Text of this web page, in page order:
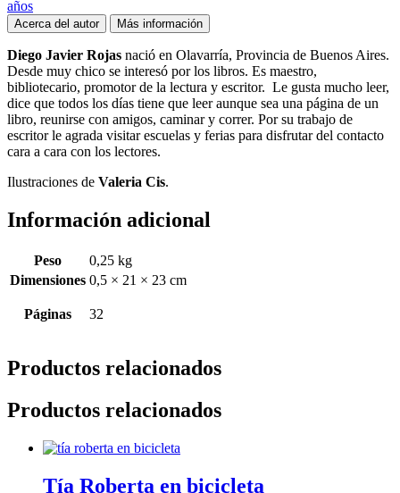
años
Acerca del autor Más información
Diego Javier Rojas nació en Olavarría, Provincia de Buenos Aires.
Desde muy chico se interesó por los libros. Es maestro,
bibliotecario, promotor de la lectura y escritor. Le gusta mucho leer,
dice que todos los días tiene que leer aunque sea una página de un
libro, reunirse con amigos, caminar y correr. Por su trabajo de
escritor le agrada visitar escuelas y ferias para disfrutar del contacto
cara a cara con los lectores.
Ilustraciones de Valeria Cis.
Información adicional
Peso
0,25 kg
Dimensiones 0,5 × 21 × 23 cm
Páginas 32
Productos relacionados
Productos relacionados
Tía Roberta en bicicleta